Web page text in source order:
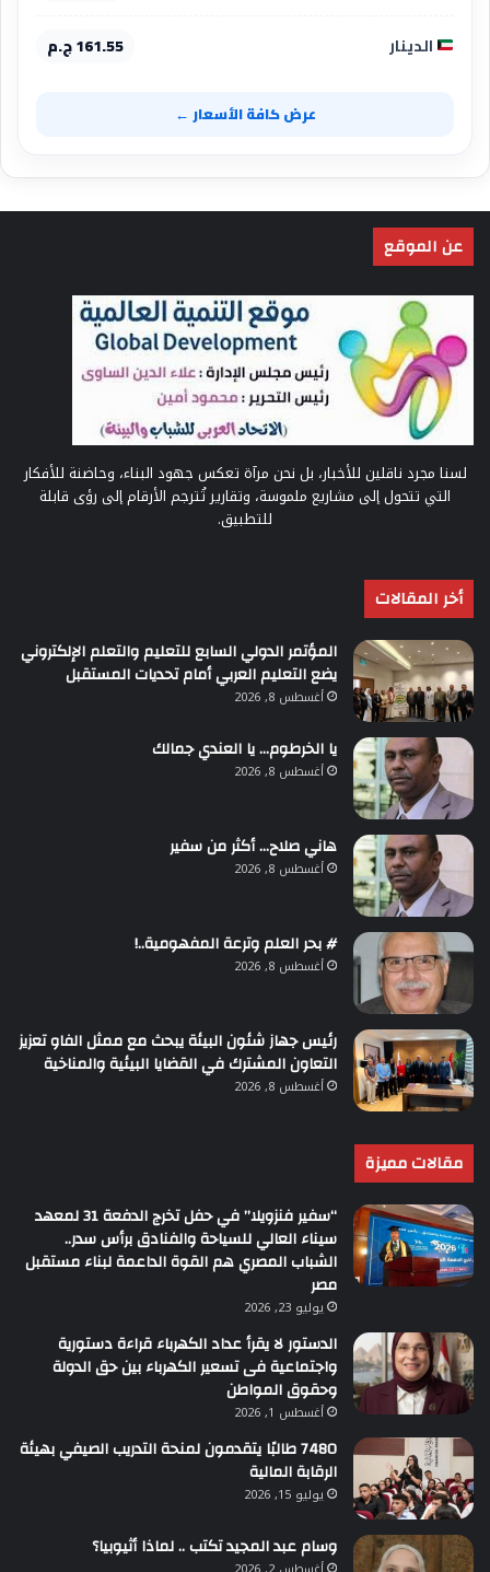
الدينار 161.55 ج.م
عرض كافة الأسعار ←
عن الموقع
لسنا مجرد ناقلين للأخبار، بل نحن مرآة تعكس جهود البناء، وحاضنة للأفكار
التي تتحول إلى مشاريع ملموسة، وتقارير تُترجم الأرقام إلى رؤى قابلة
للتطبيق.
أخر المقالات
المؤتمر الدولي السابع للتعليم والتعلم الإلكتروني
يضع التعليم العربي أمام تحديات المستقبل
أغسطس 8, 2026
يا الخرطوم… يا العندي جمالك
أغسطس 8, 2026
هاني صلاح… أكثر من سفير
أغسطس 8, 2026
# بحر العلم وترعة المفهومية..!
أغسطس 8, 2026
رئيس جهاز شئون البيئة يبحث مع ممثل الفاو تعزيز
التعاون المشترك في القضايا البيئية والمناخية
أغسطس 8, 2026
مقالات مميزة
“سفير فنزويلا” في حفل تخرج الدفعة 31 لمعهد
سيناء العالي للسياحة والفنادق برأس سدر..
الشباب المصري هم القوة الداعمة لبناء مستقبل
مصر
يوليو 23, 2026
الدستور لا يقرأ عداد الكهرباء قراءة دستورية
واجتماعية فى تسعير الكهرباء بين حق الدولة
وحقوق المواطن
أغسطس 1, 2026
7480 طالبًا يتقدمون لمنحة التدريب الصيفي بهيئة
الرقابة المالية
يوليو 15, 2026
وسام عبد المجيد تكتب .. لماذا أثيوبيا؟